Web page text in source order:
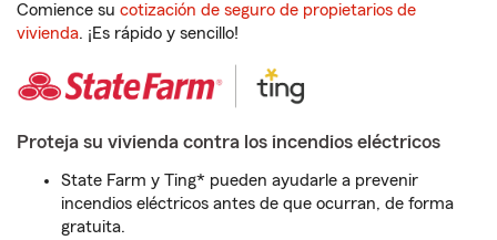
Comience su cotización de seguro de propietarios de
vivienda. ¡Es rápido y sencillo!
Proteja su vivienda contra los incendios eléctricos
State Farm y Ting* pueden ayudarle a prevenir
incendios eléctricos antes de que ocurran, de forma
gratuita.